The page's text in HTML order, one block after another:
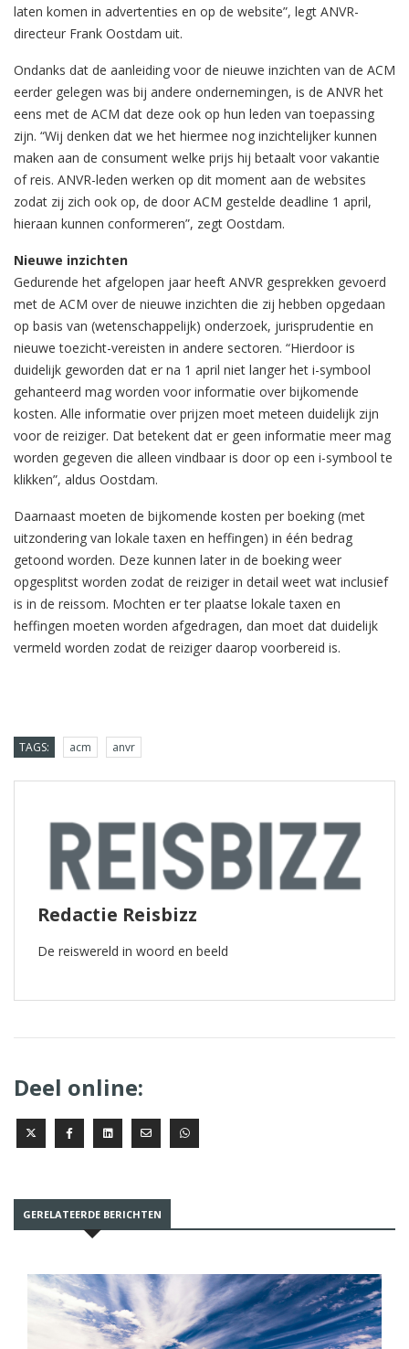
laten komen in advertenties en op de website”, legt ANVR-
directeur Frank Oostdam uit.
Ondanks dat de aanleiding voor de nieuwe inzichten van de ACM
eerder gelegen was bij andere ondernemingen, is de ANVR het
eens met de ACM dat deze ook op hun leden van toepassing
zijn. “Wij denken dat we het hiermee nog inzichtelijker kunnen
maken aan de consument welke prijs hij betaalt voor vakantie
of reis. ANVR-leden werken op dit moment aan de websites
zodat zij zich ook op, de door ACM gestelde deadline 1 april,
hieraan kunnen conformeren”, zegt Oostdam.
Nieuwe inzichten
Gedurende het afgelopen jaar heeft ANVR gesprekken gevoerd
met de ACM over de nieuwe inzichten die zij hebben opgedaan
op basis van (wetenschappelijk) onderzoek, jurisprudentie en
nieuwe toezicht-vereisten in andere sectoren. “Hierdoor is
duidelijk geworden dat er na 1 april niet langer het i-symbool
gehanteerd mag worden voor informatie over bijkomende
kosten. Alle informatie over prijzen moet meteen duidelijk zijn
voor de reiziger. Dat betekent dat er geen informatie meer mag
worden gegeven die alleen vindbaar is door op een i-symbool te
klikken”, aldus Oostdam.
Daarnaast moeten de bijkomende kosten per boeking (met
uitzondering van lokale taxen en heffingen) in één bedrag
getoond worden. Deze kunnen later in de boeking weer
opgesplitst worden zodat de reiziger in detail weet wat inclusief
is in de reissom. Mochten er ter plaatse lokale taxen en
heffingen moeten worden afgedragen, dan moet dat duidelijk
vermeld worden zodat de reiziger daarop voorbereid is.
TAGS: acm anvr
Redactie Reisbizz
De reiswereld in woord en beeld
Deel online:
GERELATEERDE BERICHTEN